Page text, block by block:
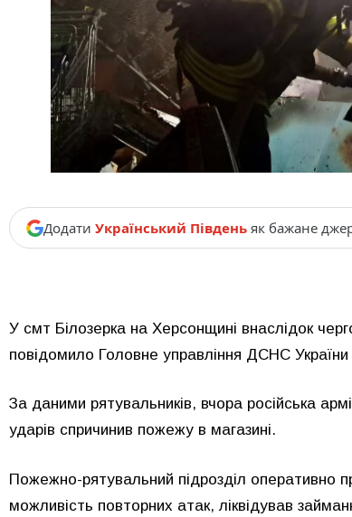
Додати Український Південь як бажане
У смт Білозерка на Херсонщині внаслідок
повідомило Головне управління ДСНС України
За даними рятувальників, вчора російська
ударів спричинив пожежу в магазині.
Пожежно-рятувальний підрозділ оперативно
можливість повторних атак, ліквідував